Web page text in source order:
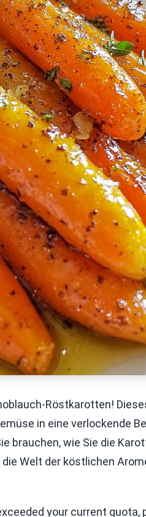
Röstkarotten!
in eine verlockende
brauchen, wie Sie die
Welt der köstlichen
your current quota,